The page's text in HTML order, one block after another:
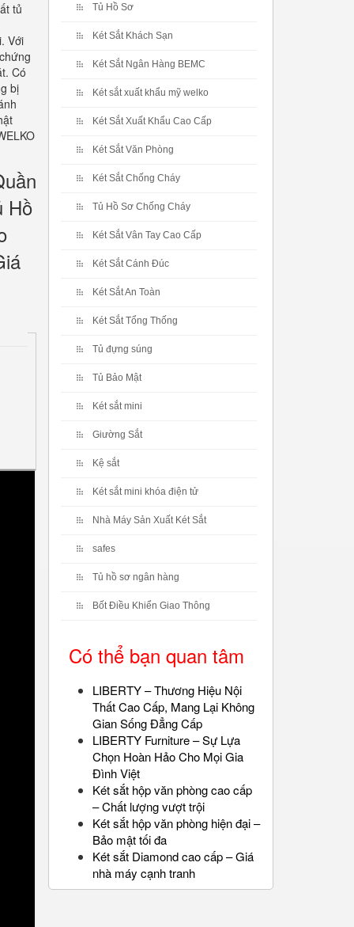
tủ
Với
Có
bị
Hồ
Tủ Hồ Sơ
Két Sắt Khách Sạn
Két Sắt Ngân Hàng BEMC
Két sắt xuất khẩu mỹ welko
Két Sắt Xuất Khẩu Cao Cấp
Két Sắt Văn Phòng
Két Sắt Chống Cháy
Tủ Hồ Sơ Chống Cháy
Két Sắt Vân Tay Cao Cấp
Két Sắt Cánh Đúc
Két Sắt An Toàn
Két Sắt Tổng Thống
Tủ đựng súng
Tủ Bảo Mật
Két sắt mini
Giường Sắt
Kệ sắt
Két sắt mini khóa điện tử
Nhà Máy Sản Xuất Két Sắt
safes
Tủ hồ sơ ngân hàng
Bốt Điều Khiển Giao Thông
Có thể bạn quan tâm
LIBERTY – Thương Hiệu Nội
Thất Cao Cấp, Mang Lại Không
Gian Sống Đẳng Cấp
LIBERTY Furniture – Sự Lựa
Chọn Hoàn Hảo Cho Mọi Gia
Đình Việt
Két sắt hộp văn phòng cao cấp
– Chất lượng vượt trội
Két sắt hộp văn phòng hiện đại –
Bảo mật tối đa
Két sắt Diamond cao cấp – Giá
nhà máy cạnh tranh